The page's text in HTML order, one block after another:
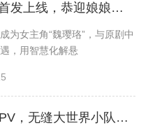
《延禧攻略》手游今日2.15首发上线，恭迎娘娘回宫！
为女主角“魏璎珞”，与原剧中
，用智慧化解悬
《诺亚之心》奇遇测试概念PV，无缝大世界小队冒险之旅开启！